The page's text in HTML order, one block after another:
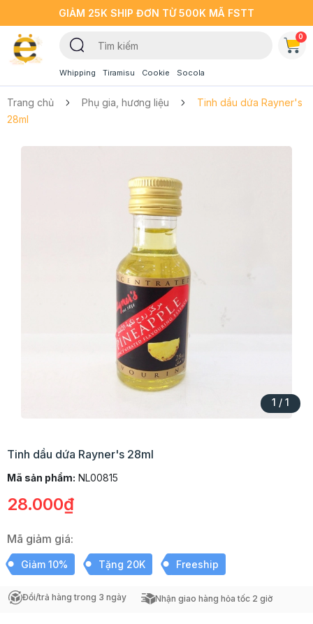
GIẢM 25K SHIP ĐƠN TỪ 500K MÃ FSTT
Whipping Tiramisu Cookie Socola
0
Trang chủ Phụ gia, hương liệu
Tinh dầu dứa Rayner's
28ml
1 / 1
Tinh dầu dứa Rayner's 28ml
Mã sản phẩm: NL00815
28.000₫
Mã giảm giá:
Giảm 10% Tặng 20K Freeship
Đổi/trả hàng trong 3 ngày Nhận giao hàng hỏa tốc 2 giờ